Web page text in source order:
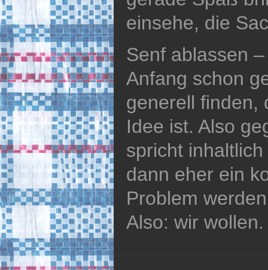
einsehe, die
Senf ablassen
Anfang schon
generell finden,
Idee ist. Also
spricht
dann eher ein
Problem
Also: wir wollen.